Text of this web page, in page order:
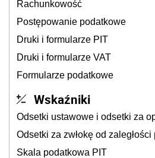
Rachunkowość
Postępowanie podatkowe
Druki i formularze PIT
Druki i formularze VAT
Formularze podatkowe
Wskaźniki
Odsetki ustawowe i odsetki za
Odsetki za zwłokę od
Skala podatkowa PIT